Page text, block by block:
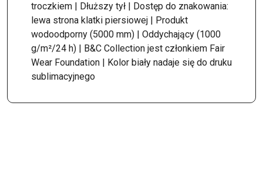
troczkiem | Dłuższy tył | Dostęp do znakowania:
lewa strona klatki piersiowej | Produkt
wodoodporny (5000 mm) | Oddychający (1000
g/m²/24 h) | B&C Collection jest członkiem Fair
Wear Foundation | Kolor biały nadaje się do druku
sublimacyjnego